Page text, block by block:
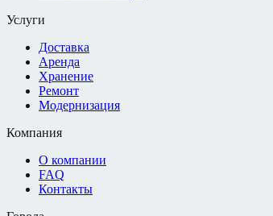
Услуги
Доставка
Аренда
Хранение
Ремонт
Модернизация
Компания
О компании
FAQ
Контакты